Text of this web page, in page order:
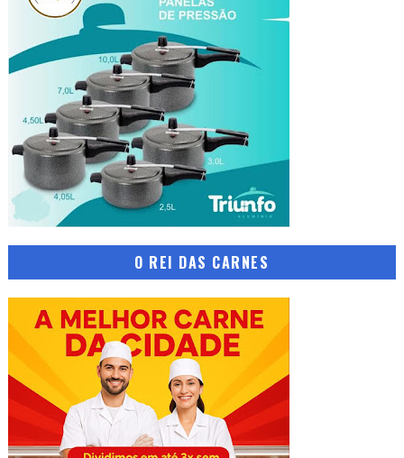
O REI DAS CARNES